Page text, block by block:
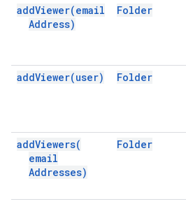
addViewer(email
Address)
Folder
addViewer(user) Folder
addViewers(
email
Addresses)
Folder